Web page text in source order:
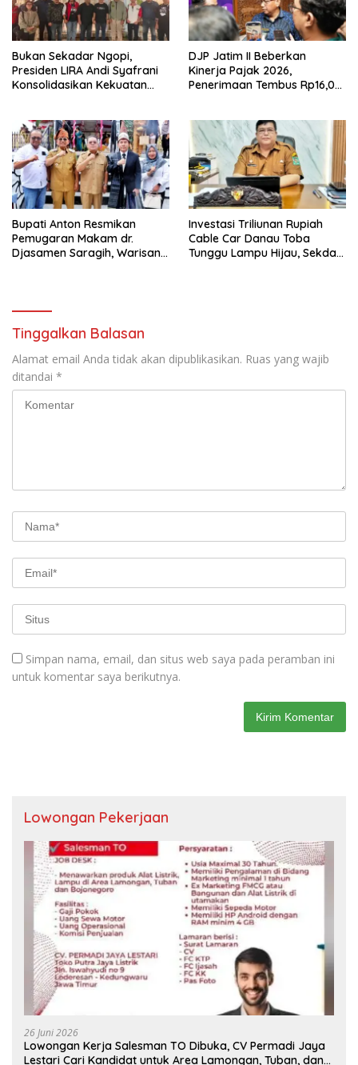
Bukan Sekadar Ngopi,
Presiden LIRA Andi Syafrani
Konsolidasikan Kekuatan
DJP Jatim II Beberkan
Kinerja Pajak 2026,
Penerimaan Tembus Rp16,08
Bupati Anton Resmikan
Pemugaran Makam dr.
Djasamen Saragih, Warisan
Investasi Triliunan Rupiah
Cable Car Danau Toba
Tunggu Lampu Hijau, Sekda
Tinggalkan Balasan
Alamat email Anda tidak akan dipublikasikan. Ruas yang wajib
ditandai *
Simpan nama, email, dan situs web saya pada peramban ini
untuk komentar saya berikutnya.
Lowongan Pekerjaan
26 Juni 2026
Lowongan Kerja Salesman TO Dibuka, CV Permadi Jaya
Lestari Cari Kandidat untuk Area Lamongan, Tuban, dan